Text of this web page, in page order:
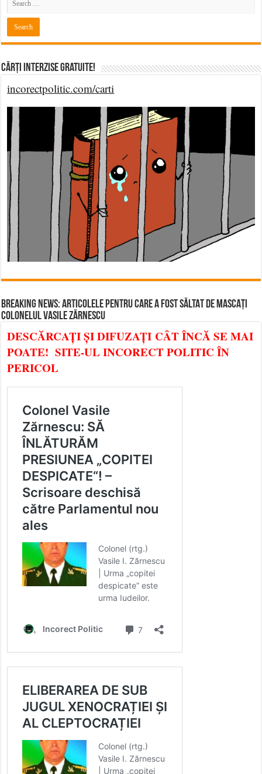
Cărți Interzise Gratuite!
incorectpolitic.com/carti
BREAKING NEWS: ARTICOLELE PENTRU CARE A FOST SĂLTAT DE MASCAȚI
COLONELUL VASILE ZĂRNESCU
DESCĂRCAȚI ȘI DIFUZAȚI CÂT ÎNCĂ SE MAI
POATE! SITE-UL INCORECT POLITIC ÎN
PERICOL